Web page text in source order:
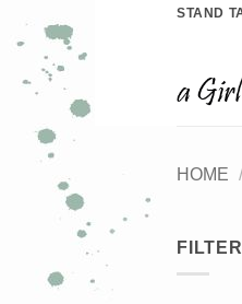
STAND
HOME /